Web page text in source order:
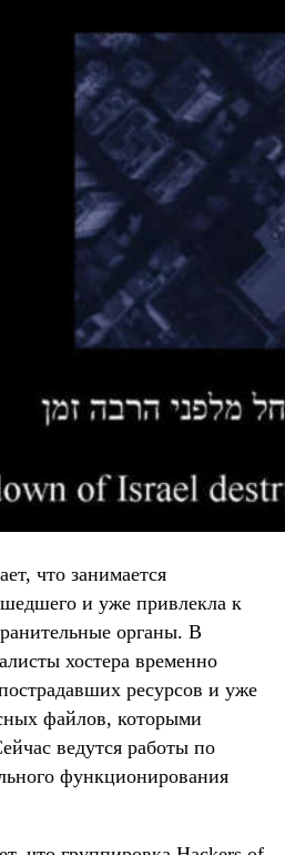
что занимается
и уже привлекла к
органы. В
хостера временно
ресурсов и уже
файлов, которыми
ведутся работы по
функционирования